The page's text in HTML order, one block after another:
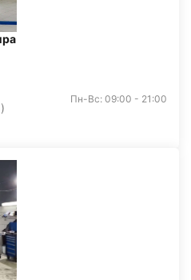
Пн-Вс: 09:00 - 21:00